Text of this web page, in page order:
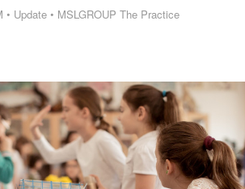
• Update • MSLGROUP The Practice